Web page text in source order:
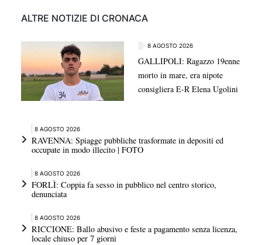
ALTRE NOTIZIE DI CRONACA
8 AGOSTO 2026
GALLIPOLI: Ragazzo 19enne
morto in mare, era nipote
consigliera E-R Elena Ugolini
8 AGOSTO 2026
RAVENNA: Spiagge pubbliche trasformate in depositi ed
occupate in modo illecito | FOTO
8 AGOSTO 2026
FORLÌ: Coppia fa sesso in pubblico nel centro storico,
denunciata
8 AGOSTO 2026
RICCIONE: Ballo abusivo e feste a pagamento senza licenza,
locale chiuso per 7 giorni